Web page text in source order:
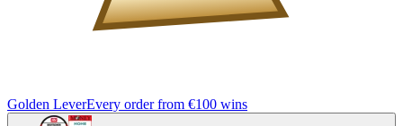
Golden LeverEvery order from €100 wins